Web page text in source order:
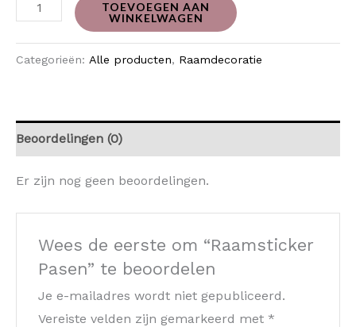
TOEVOEGEN AAN
WINKELWAGEN
Categorieën: Alle producten, Raamdecoratie
Beoordelingen (0)
Er zijn nog geen beoordelingen.
Wees de eerste om “Raamsticker
Pasen” te beoordelen
Je e-mailadres wordt niet gepubliceerd.
Vereiste velden zijn gemarkeerd met *